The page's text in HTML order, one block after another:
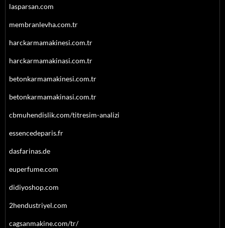
lasparsan.com
membranlevha.com.tr
harckarmamakinesi.com.tr
harckarmamakinasi.com.tr
betonkarmamakinesi.com.tr
betonkarmamakinasi.com.tr
cbmuhendislik.com/titresim-analizi
essencedeparis.fr
dasfarinas.de
euperfume.com
didiyoshop.com
2hendustriyel.com
cagsanmakine.com/tr/